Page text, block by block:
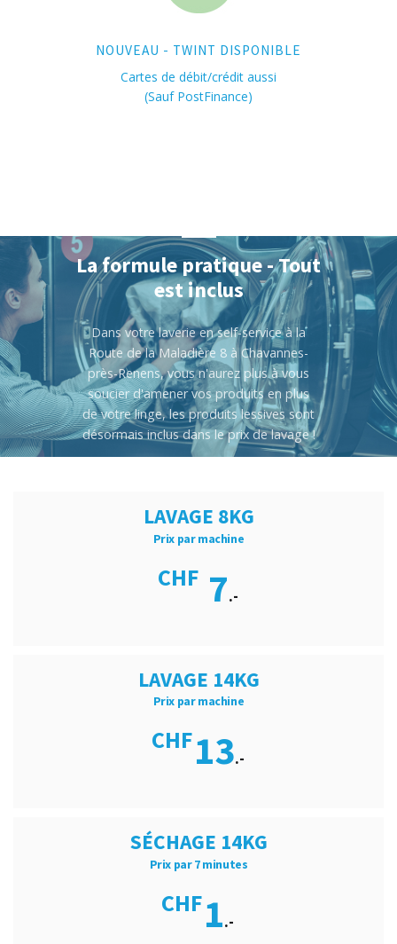
NOUVEAU - TWINT DISPONIBLE
Cartes de débit/crédit aussi
(Sauf PostFinance)
La formule pratique - Tout
est inclus
Dans votre laverie en self-service à la
Route de la Maladière 8 à Chavannes-
près-Renens, vous n'aurez plus à vous
soucier d'amener vos produits en plus
de votre linge, les produits lessives sont
désormais inclus dans le prix de lavage !
LAVAGE 8KG
Prix par machine
CHF 7.-
LAVAGE 14KG
Prix par machine
CHF13.-
SÉCHAGE 14KG
Prix par 7 minutes
CHF1.-